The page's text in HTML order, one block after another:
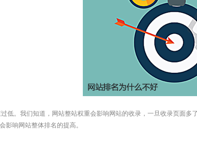
低。我们知道，网站整站权重会影响网站的收录，一旦收录页面多
影响网站整体排名的提高。